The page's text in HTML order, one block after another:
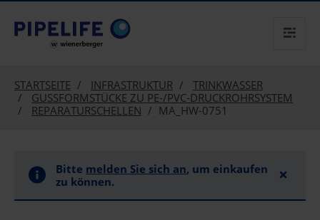
text.skipToContent
text.skipToNavigation
STARTSEITE INFRASTRUKTUR
TRINKWASSER
GUSSFORMSTÜCKE ZU PE-/PVC-DRUCKROHRSYSTEM
REPARATURSCHELLEN
MA_HW-0751
Bitte melden Sie sich an, um einkaufen
zu können.
×